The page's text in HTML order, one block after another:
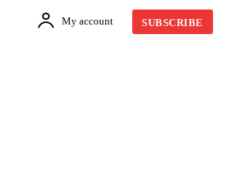
My account SUBSCRIBE